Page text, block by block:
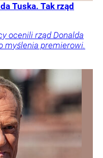
Tuska. Tak rząd
ocenili rząd Donalda
myślenia premierowi.